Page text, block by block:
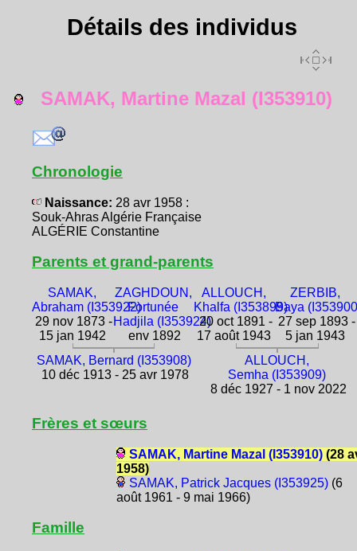
Détails des individus
SAMAK, Martine Mazal (I353910)
Chronologie
Naissance: 28 avr 1958 :
Souk-Ahras Algérie Française
ALGÉRIE Constantine
Parents et grand-parents
SAMAK,
Abraham (I353922)
29 nov 1873 -
15 jan 1942
ZAGHDOUN,
Fortunée
Hadjila (I353924)
env 1892
ALLOUCH,
Khalfa (I353899)
20 oct 1891 -
17 août 1943
ZERBIB,
Baya
27 sep 1893 -
5 jan 1943
SAMAK, Bernard (I353908)
10 déc 1913 - 25 avr 1978
ALLOUCH,
Semha (I353909)
8 déc 1927 - 1 nov 2022
Frères et sœurs
SAMAK, Martine Mazal (I353910)(28
1958)
SAMAK, Patrick Jacques (I353925)(6
août 1961 - 9 mai 1966)
Famille